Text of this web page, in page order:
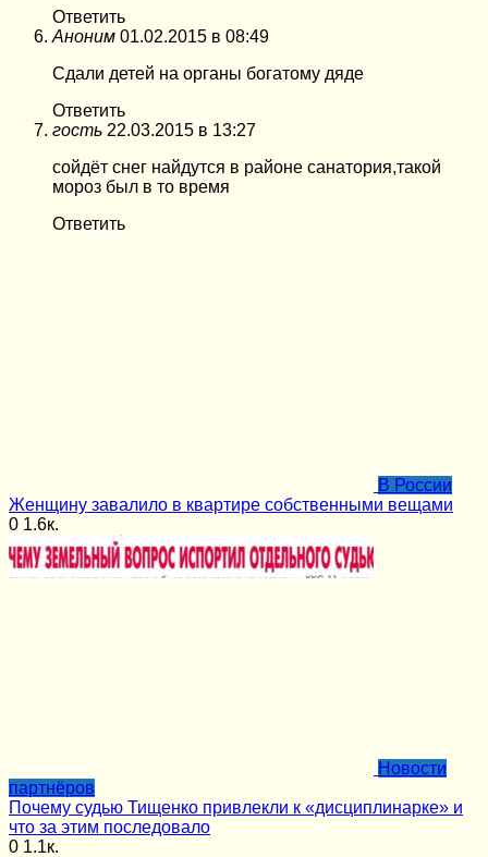
Ответить
Аноним 01.02.2015 в 08:49
Сдали детей на органы богатому дяде
Ответить
гость 22.03.2015 в 13:27
сойдёт снег найдутся в районе санатория,такой
мороз был в то время
Ответить
В России
Женщину завалило в квартире собственными вещами
0 1.6к.
Новости
партнёров
Почему судью Тищенко привлекли к «дисциплинарке» и
что за этим последовало
0 1.1к.